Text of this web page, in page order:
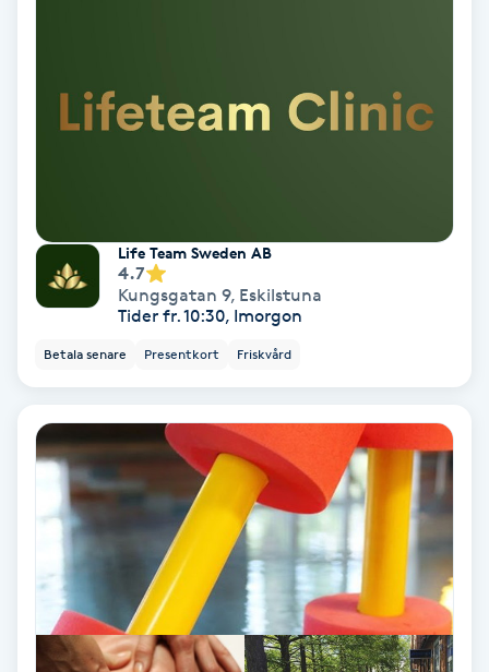
Navelpiercing
NBE-massage
Ny frisyr
Olaplex
Olaplexbehandling
Ombre
Ombre brows
Life Team Sweden AB
4.7
Kungsgatan 9, Eskilstuna
Tider fr. 10:30, Imorgon
Betala senare Presentkort Friskvård